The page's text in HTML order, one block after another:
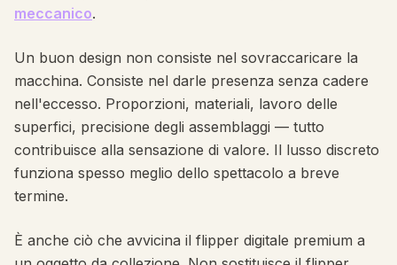
meccanico.
Un buon design non consiste nel sovraccaricare la
macchina. Consiste nel darle presenza senza cadere
nell'eccesso. Proporzioni, materiali, lavoro delle
superfici, precisione degli assemblaggi — tutto
contribuisce alla sensazione di valore. Il lusso discreto
funziona spesso meglio dello spettacolo a breve
termine.
È anche ciò che avvicina il flipper digitale premium a